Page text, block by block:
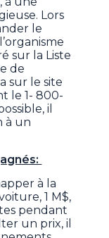
Lors
le
sur la Liste
de
sur le site
le 1- 800-
il
à un
à la
1 M$,
pendant
un prix, il